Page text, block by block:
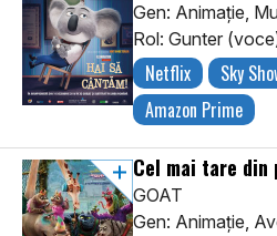
Gen: Animaţie,
Rol: Gunter
Netflix Sky
Amazon Prime
Cel mai tare din
GOAT
Gen: Animaţie,